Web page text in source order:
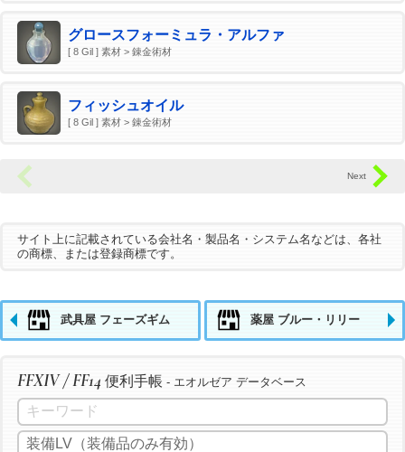
グロースフォーミュラ・アルファ
[ 8 Gil ] 素材 > 錬金術材
フィッシュオイル
[ 8 Gil ] 素材 > 錬金術材
サイト上に記載されている会社名・製品名・システム名などは、各社
の商標、または登録商標です。
武具屋 フェーズギム 薬屋 ブルー・リリー
FFXIV / FF14 便利手帳 - エオルゼア データベース